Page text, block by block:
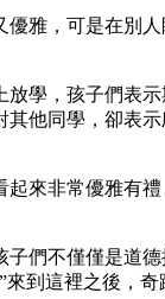
雅，可是在別
學，孩子們表
他同學，卻表
來非常優雅有
們不僅僅是道
到這裡之後，